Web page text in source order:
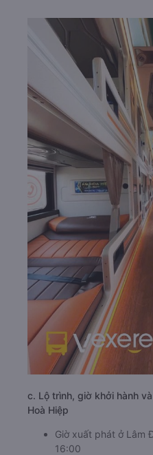
c. Lộ trình, giờ khởi hành
Hoà Hiệp
Giờ xuất phát ở Lâm
16:00